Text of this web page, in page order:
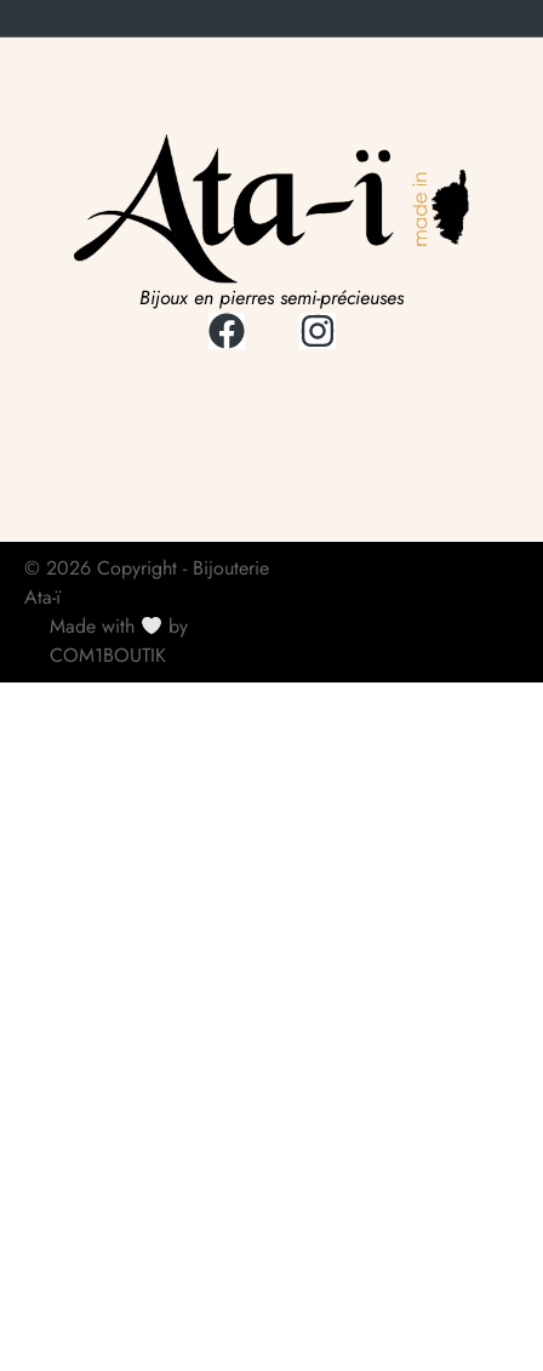
Bijoux en pierres semi-précieuses
© 2026 Copyright - Bijouterie
Ata-ï
Made with
by
COM1BOUTIK